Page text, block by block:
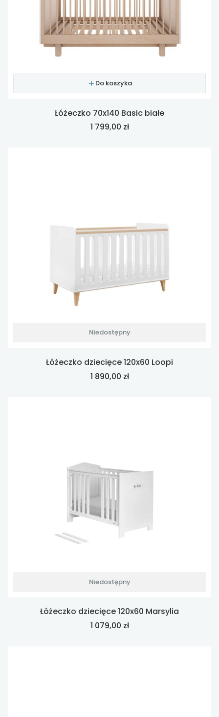
Do koszyka
Łóżeczko 70x140 Basic białe
Cena
1 799,00 zł
Niedostępny
Łóżeczko dziecięce 120x60 Loopi
Cena
1 890,00 zł
Niedostępny
Łóżeczko dziecięce 120x60 Marsylia
Cena
1 079,00 zł